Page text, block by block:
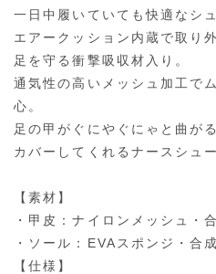
一日中履いていても快適なシ
エアークッション内蔵で取り
足を守る衝撃吸収材入り。
通気性の高いメッシュ加工で
心。
足の甲がぐにやぐにゃと曲が
カバーしてくれるナースシュ
【素材】
・甲皮：ナイロンメッシュ・
・ソール：EVAスポンジ・合
【仕様】